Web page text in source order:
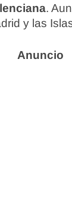
.
y las